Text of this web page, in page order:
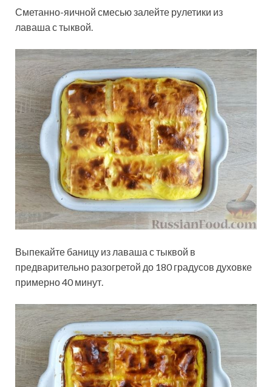
Сметанно-яичной смесью залейте рулетики из
лаваша с тыквой.
Выпекайте баницу из лаваша с тыквой в
предварительно разогретой до 180 градусов духовке
примерно 40 минут.